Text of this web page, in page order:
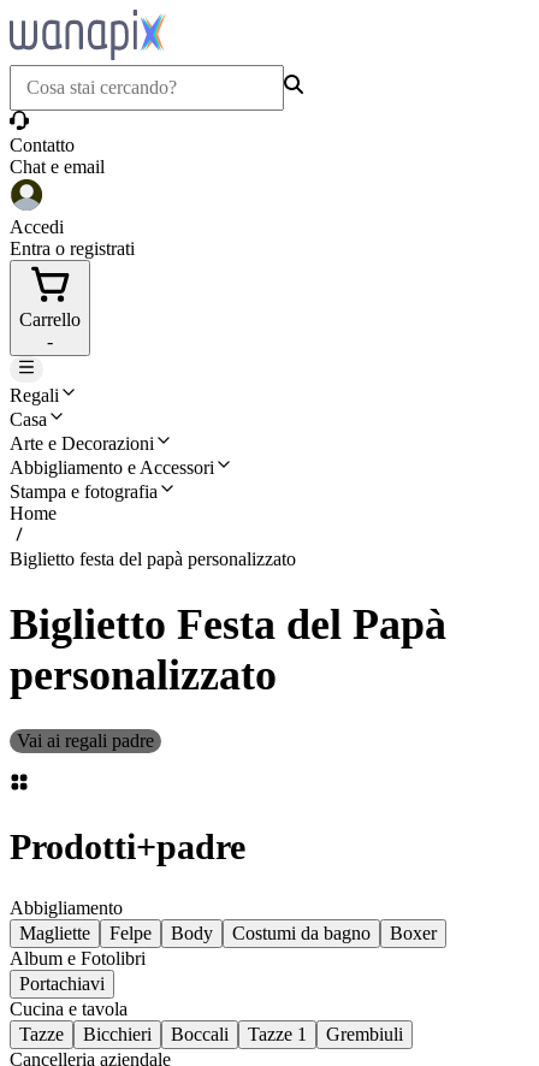
Contatto
Chat e email
Accedi
Entra o registrati
Carrello
-
Regali
Casa
Arte e Decorazioni
Abbigliamento e Accessori
Stampa e fotografia
Home
Biglietto festa del papà personalizzato
Biglietto Festa del Papà
personalizzato
Vai ai regali padre
Prodotti+padre
Abbigliamento
Magliette
Felpe Body Costumi da bagno
Boxer
Album e Fotolibri
Portachiavi
Cucina e tavola
Tazze
Bicchieri Boccali Tazze 1
Grembiuli
Cancelleria aziendale